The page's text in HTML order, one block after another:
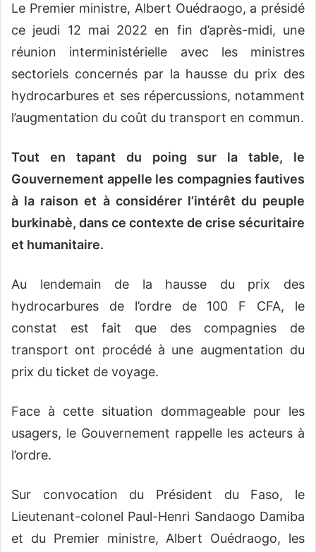
Le Premier ministre, Albert Ouédraogo, a présidé
ce jeudi 12 mai 2022 en fin d’après-midi, une
réunion interministérielle avec les ministres
sectoriels concernés par la hausse du prix des
hydrocarbures et ses répercussions, notamment
l’augmentation du coût du transport en commun.
Tout en tapant du poing sur la table, le
Gouvernement appelle les compagnies fautives
à la raison et à considérer l’intérêt du peuple
burkinabè, dans ce contexte de crise sécuritaire
et humanitaire.
Au lendemain de la hausse du prix des
hydrocarbures de l’ordre de 100 F CFA, le
constat est fait que des compagnies de
transport ont procédé à une augmentation du
prix du ticket de voyage.
Face à cette situation dommageable pour les
usagers, le Gouvernement rappelle les acteurs à
l’ordre.
Sur convocation du Président du Faso, le
Lieutenant-colonel Paul-Henri Sandaogo Damiba
et du Premier ministre, Albert Ouédraogo, les